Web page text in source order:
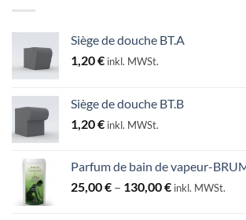
Siège de douche BT.A
1,20€ inkl. MWSt.
Siège de douche BT.B
1,20€ inkl. MWSt.
Parfum de bain de vapeur-
25,00€ – 130,00€Preisspanne:
inkl. MWSt.